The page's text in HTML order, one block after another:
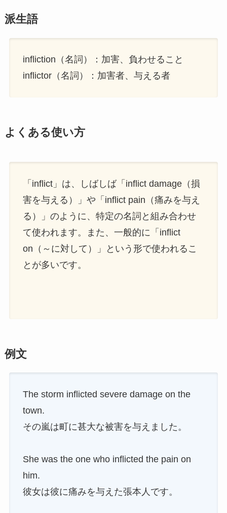
派生語
infliction（名詞）：加害、負わせること
inflictor（名詞）：加害者、与える者
よくある使い方
「inflict」は、しばしば「inflict damage（損
害を与える）」や「inflict pain（痛みを与え
る）」のように、特定の名詞と組み合わせ
て使われます。また、一般的に「inflict
on（～に対して）」という形で使われるこ
とが多いです。
例文
The storm inflicted severe damage on the
town.
その嵐は町に甚大な被害を与えました。
She was the one who inflicted the pain on
him.
彼女は彼に痛みを与えた張本人です。